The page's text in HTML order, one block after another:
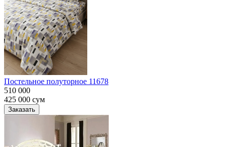
Постельное полуторное 11678
510 000
425 000 сум
Заказать